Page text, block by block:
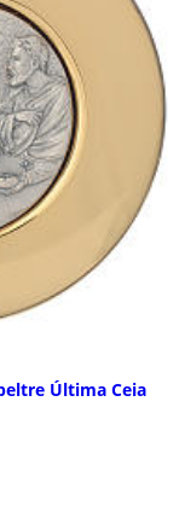
Última Ceia